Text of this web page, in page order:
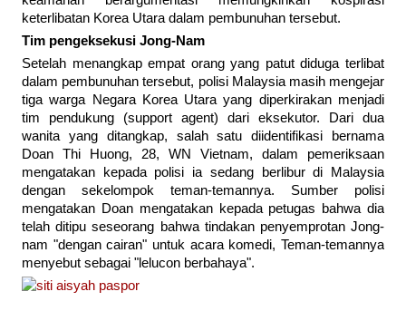
keterlibatan Korea Utara dalam pembunuhan tersebut.
Tim pengeksekusi Jong-Nam
Setelah menangkap empat orang yang patut diduga terlibat
dalam pembunuhan tersebut, polisi Malaysia masih mengejar
tiga warga Negara Korea Utara yang diperkirakan menjadi
tim pendukung (support agent) dari eksekutor. Dari dua
wanita yang ditangkap, salah satu diidentifikasi bernama
Doan Thi Huong, 28, WN Vietnam, dalam pemeriksaan
mengatakan kepada polisi ia sedang berlibur di Malaysia
dengan sekelompok teman-temannya. Sumber polisi
mengatakan Doan mengatakan kepada petugas bahwa dia
telah ditipu seseorang bahwa tindakan penyemprotan Jong-
nam "dengan cairan" untuk acara komedi, Teman-temannya
menyebut sebagai "lelucon berbahaya".